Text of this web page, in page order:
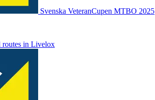
Svenska VeteranCupen MTBO 2025
routes in Livelox